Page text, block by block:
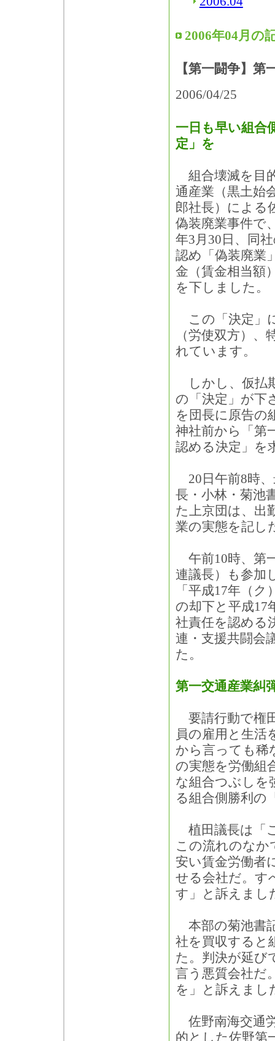
2006年04月の
【第一闘争】
2006/04/25
一日も早い組合
定」を
組合壊滅を目
通産業（黒土始
郎社長）による
偽装廃業事件で
年3月30日、同
認め「偽装廃業
金（賃金相当額
を下しました。
この「決定」
（労使双方）
れています。
しかし、仮払
の「決定」が下
を団長に原告の
神社前から「第
認める決定」を
20日午前8時、
長・小林・菊池
た上京団は、出
業の実態を記し
午前10時、第
連議長）も参加
「平成17年（
の却下と平成17
社責任を認める
連・支援共闘会
た。
第一交通産業糾
要請行動で権
員の雇用と生活
から言っても稀
の実態を労働組
な組合つぶしを
る組合側勝利の
植田議長は「
この流れのなか
安い賃金労働者
せる会社だ。す
す」と訴えまし
本部の菊池書
社を買収すると
た。判決が延び
言う悪質会社だ
を」と訴えまし
佐野南海交通
的とした佐野第